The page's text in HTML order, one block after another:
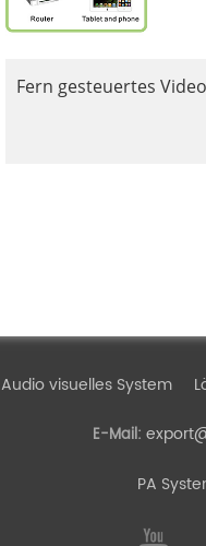
Fern gesteuertes
Audio visuelles System
E-Mail:
PA